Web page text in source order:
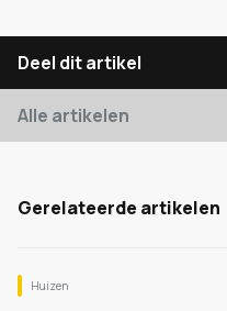
Deel dit artikel
Alle artikelen
Gerelateerde artikelen
Huizen